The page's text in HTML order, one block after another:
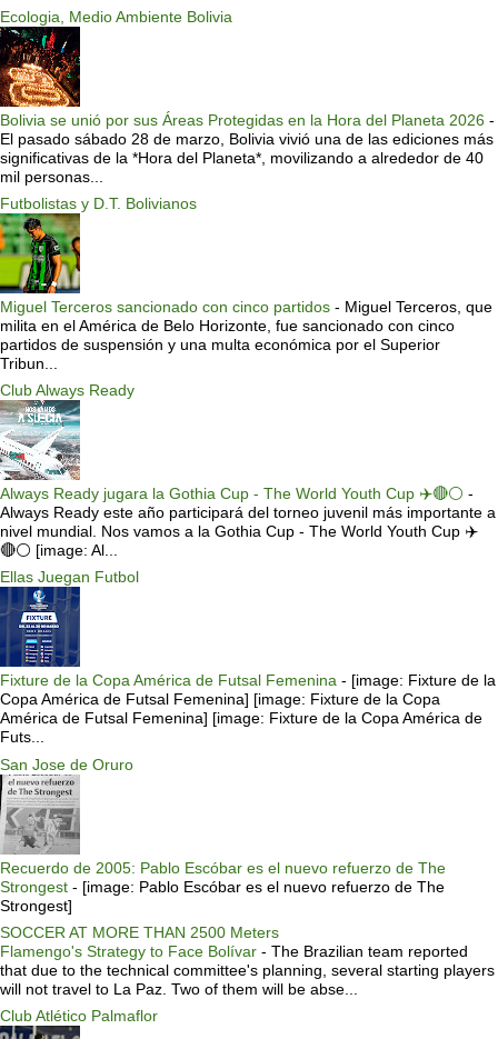
Ecologia, Medio Ambiente Bolivia
Bolivia se unió por sus Áreas Protegidas en la Hora del Planeta 2026 -
El pasado sábado 28 de marzo, Bolivia vivió una de las ediciones más
significativas de la *Hora del Planeta*, movilizando a alrededor de 40
mil personas...
Futbolistas y D.T. Bolivianos
Miguel Terceros sancionado con cinco partidos - Miguel Terceros, que
milita en el América de Belo Horizonte, fue sancionado con cinco
partidos de suspensión y una multa económica por el Superior
Tribun...
Club Always Ready
Always Ready jugara la Gothia Cup - The World Youth Cup ✈️🔴⚪️ -
Always Ready este año participará del torneo juvenil más importante a
nivel mundial. Nos vamos a la Gothia Cup - The World Youth Cup ✈️
🔴⚪️ [image: Al...
Ellas Juegan Futbol
Fixture de la Copa América de Futsal Femenina - [image: Fixture de la
Copa América de Futsal Femenina] [image: Fixture de la Copa
América de Futsal Femenina] [image: Fixture de la Copa América de
Futs...
San Jose de Oruro
Recuerdo de 2005: Pablo Escóbar es el nuevo refuerzo de The
Strongest - [image: Pablo Escóbar es el nuevo refuerzo de The
Strongest]
SOCCER AT MORE THAN 2500 Meters
Flamengo's Strategy to Face Bolívar - The Brazilian team reported
that due to the technical committee's planning, several starting players
will not travel to La Paz. Two of them will be abse...
Club Atlético Palmaflor